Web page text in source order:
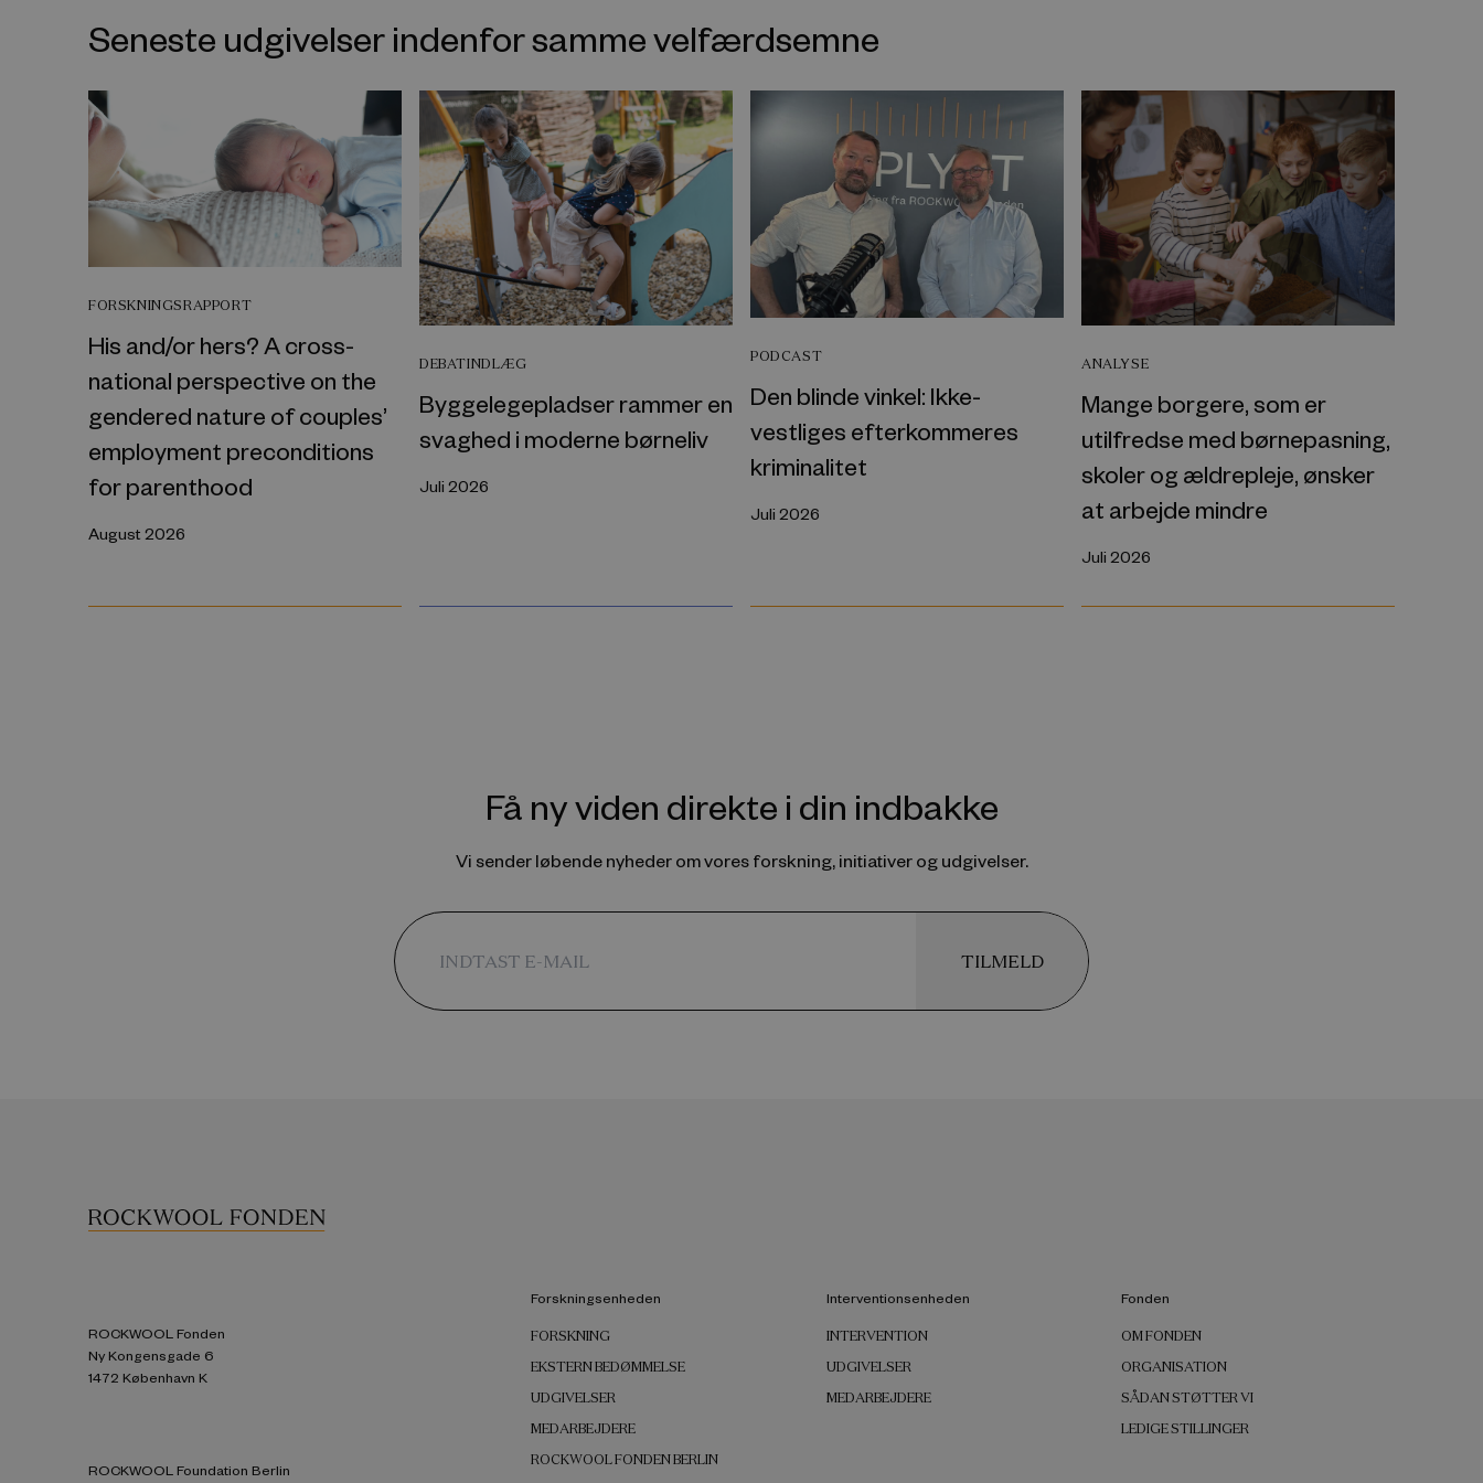
Seneste udgivelser indenfor samme velfærdsemne
FORSKNINGSRAPPORT
His and/or hers? A cross-
national perspective on the
gendered nature of couples’
employment preconditions
for parenthood
August 2026
DEBATINDLÆG
Byggelegepladser rammer en
svaghed i moderne børneliv
Juli 2026
PODCAST
Den blinde vinkel: Ikke-
vestliges efterkommeres
kriminalitet
Juli 2026
ANALYSE
Mange borgere, som er
utilfredse med børnepasning,
skoler og ældrepleje, ønsker
at arbejde mindre
Juli 2026
Få ny viden direkte i din indbakke
Vi sender løbende nyheder om vores forskning, initiativer og udgivelser.
TILMELD
ROCKWOOL Fonden
Ny Kongensgade 6
1472 København K
ROCKWOOL Foundation Berlin
Forskningsenheden
FORSKNING
EKSTERN BEDØMMELSE
UDGIVELSER
MEDARBEJDERE
ROCKWOOL FONDEN BERLIN
Interventionsenheden
INTERVENTION
UDGIVELSER
MEDARBEJDERE
Fonden
OM FONDEN
ORGANISATION
SÅDAN STØTTER VI
LEDIGE STILLINGER